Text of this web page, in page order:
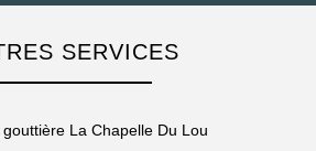
SERVICES
La Chapelle Du Lou